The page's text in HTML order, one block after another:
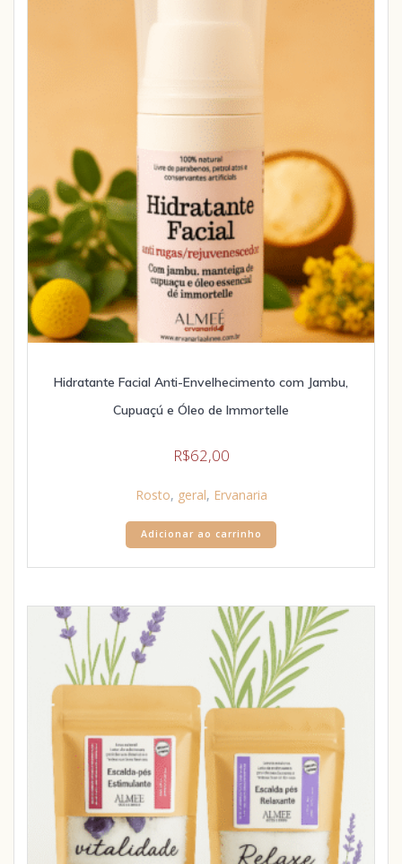
Hidratante Facial Anti-Envelhecimento com Jambu,
Cupuaçú e Óleo de Immortelle
R$62,00
Rosto, geral, Ervanaria
Adicionar ao carrinho